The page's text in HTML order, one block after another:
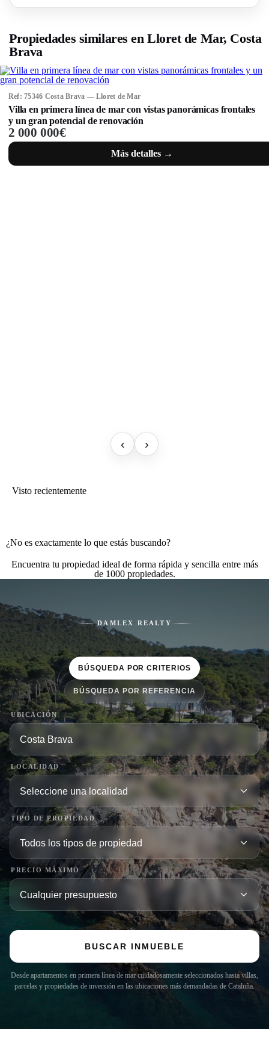
Propiedades similares en Lloret de Mar, Costa
Brava
Ref: 75346 Costa Brava — Lloret de Mar
Villa en primera línea de mar con vistas panorámicas frontales
y un gran potencial de renovación
2 000 000€
Más detalles →
‹ ›
Visto recientemente
¿No es exactamente lo que estás buscando?
Encuentra tu propiedad ideal de forma rápida y sencilla entre más
de 1000 propiedades.
DAMLEX REALTY
BÚSQUEDA POR CRITERIOS
BÚSQUEDA POR REFERENCIA
UBICACIÓN
LOCALIDAD
TIPO DE PROPIEDAD
PRECIO MÁXIMO
BUSCAR INMUEBLE
Desde apartamentos en primera línea de mar cuidadosamente seleccionados hasta villas,
parcelas y propiedades de inversión en las ubicaciones más demandadas de Cataluña.